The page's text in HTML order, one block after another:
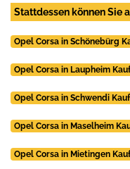
Stattdessen können Sie
Opel Corsa in Schönebürg
Opel Corsa in Laupheim
Opel Corsa in Schwendi
Opel Corsa in Maselheim
Opel Corsa in Mietingen